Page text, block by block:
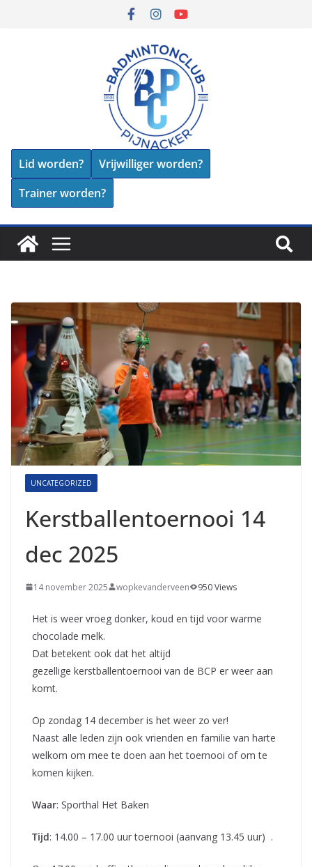
Lid worden?
Vrijwilliger worden?
Trainer worden?
UNCATEGORIZED
Kerstballentoernooi 14
dec 2025
14 november 2025 wopkevanderveen 950 Views
Het is weer vroeg donker, koud en tijd voor warme
chocolade melk.
Dat betekent ook dat het altijd
gezellige kerstballentoernooi van de BCP er weer aan
komt.
Op zondag 14 december is het weer zo ver!
Naast alle leden zijn ook vrienden en familie van harte
welkom om mee te doen aan het toernooi of om te
komen kijken.
Waar: Sporthal Het Baken
Tijd: 14.00 – 17.00 uur toernooi (aanvang 13.45 uur) .